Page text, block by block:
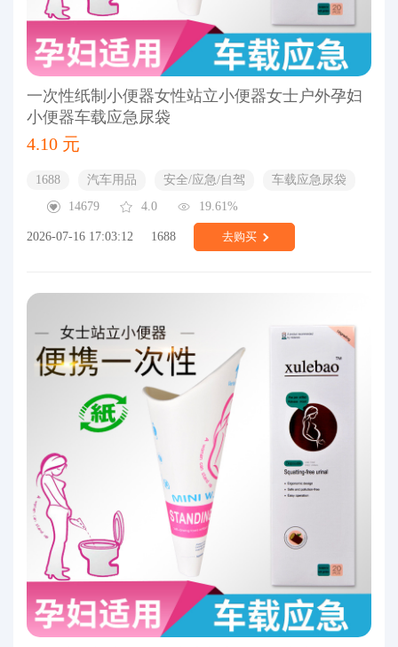
一次性纸制小便器女性站立小便器女士户外孕妇
小便器车载应急尿袋
4.10 元
1688 汽车用品 安全/应急/自驾
车载应急尿袋
14679
4.0 19.61%
2026-07-16 17:03:12 1688 去购买